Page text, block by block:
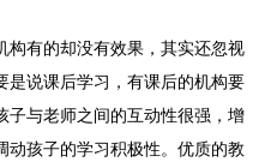
有的却没有效果，其实还忽视
是说课后学习，有课后的机构要
子与老师之间的互动性很强，增
动孩子的学习积极性。优质的教